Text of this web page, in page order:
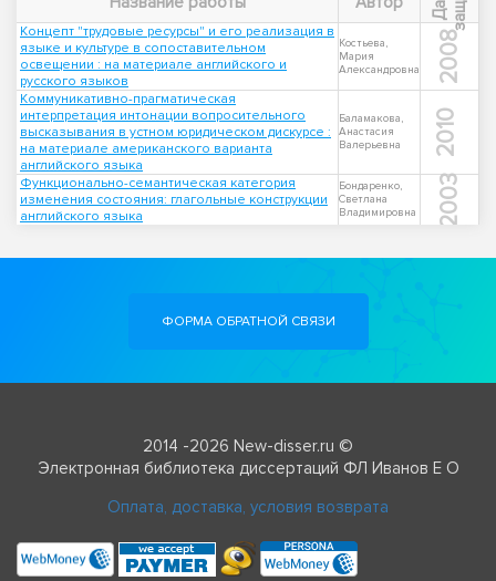
Концепт "трудовые ресурсы" и его реализация в
языке и культуре в сопоставительном
освещении : на материале английского и
русского языков
Костьева,
Мария
Александровна
2008
Коммуникативно-прагматическая
интерпретация интонации вопросительного
высказывания в устном юридическом дискурсе :
на материале американского варианта
английского языка
Баламакова,
Анастасия
Валерьевна
2010
Функционально-семантическая категория
изменения состояния: глагольные конструкции
английского языка
Бондаренко,
Светлана
Владимировна
2003
ФОРМА ОБРАТНОЙ СВЯЗИ
2014 -2026 New-disser.ru ©
Электронная библиотека диссертаций ФЛ Иванов Е О
Оплата, доставка, условия возврата